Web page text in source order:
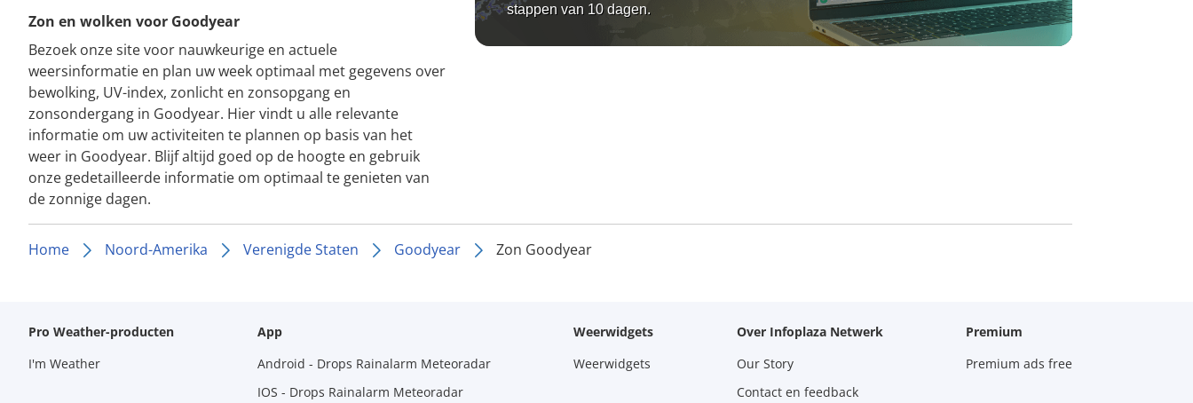
Zon en wolken voor Goodyear
Bezoek onze site voor nauwkeurige en actuele
weersinformatie en plan uw week optimaal met gegevens over
bewolking, UV-index, zonlicht en zonsopgang en
zonsondergang in Goodyear. Hier vindt u alle relevante
informatie om uw activiteiten te plannen op basis van het
weer in Goodyear. Blijf altijd goed op de hoogte en gebruik
onze gedetailleerde informatie om optimaal te genieten van
de zonnige dagen.
stappen van 10 dagen.
Home Noord-Amerika Verenigde Staten Goodyear Zon Goodyear
Pro Weather-producten
I'm Weather
App
Android - Drops Rainalarm Meteoradar
IOS - Drops Rainalarm Meteoradar
Weerwidgets
Weerwidgets
Over Infoplaza Netwerk
Our Story
Contact en feedback
Premium
Premium ads free